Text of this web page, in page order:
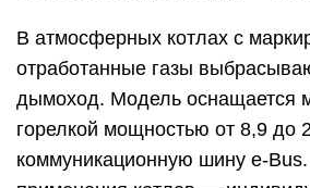
В атмосферных котлах с
отработанные газы
дымоход. Модель оснащается
горелкой мощностью от 8,9 до
коммуникационную шину e-